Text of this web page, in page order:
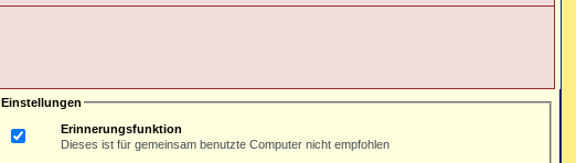
Einstellungen
Erinnerungsfunktion
Dieses ist für gemeinsam benutzte Computer nicht empfohlen